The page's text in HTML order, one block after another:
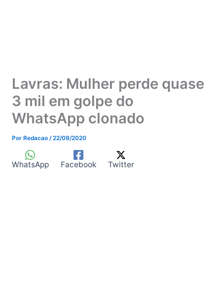
Lavras: Mulher perde quase
3 mil em golpe do
WhatsApp clonado
Por Redacao /22/09/2020
WhatsApp Facebook Twitter